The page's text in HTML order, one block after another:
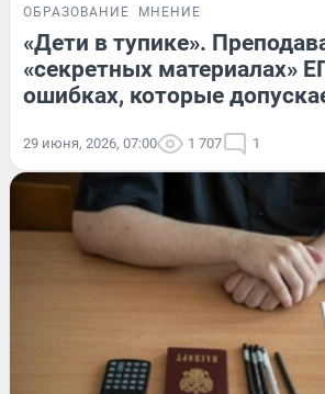
ОБРАЗОВАНИЕ МНЕНИЕ
«Дети в тупике».
«секретных материалах»
ошибках, которые
29 июня, 2026, 07:00 1 707 1